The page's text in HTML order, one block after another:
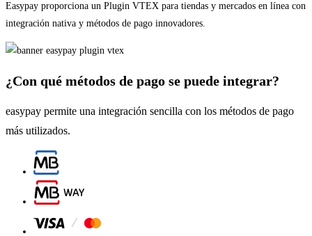
Easypay proporciona un Plugin VTEX para tiendas y mercados en línea con
integración nativa y métodos de pago innovadores.
¿Con qué métodos de pago se puede integrar?
easypay permite una integración sencilla con los métodos de pago
más utilizados.